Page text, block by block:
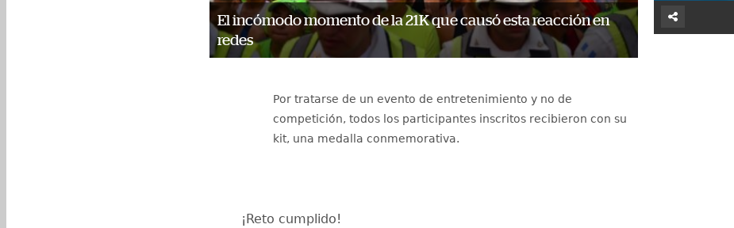
El incómodo momento de la 21K que causó esta reacción en
redes
Por tratarse de un evento de entretenimiento y no de
competición, todos los participantes inscritos recibieron con su
kit, una medalla conmemorativa.
¡Reto cumplido!